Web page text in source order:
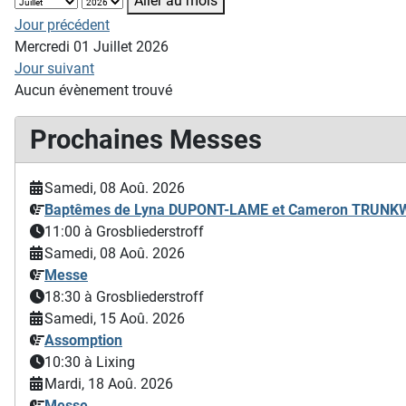
Jour précédent
Mercredi 01 Juillet 2026
Jour suivant
Aucun évènement trouvé
Prochaines Messes
Samedi, 08 Aoû. 2026
Baptêmes de Lyna DUPONT-LAME et Cameron
11:00 à Grosbliederstroff
Samedi, 08 Aoû. 2026
Messe
18:30 à Grosbliederstroff
Samedi, 15 Aoû. 2026
Assomption
10:30 à Lixing
Mardi, 18 Aoû. 2026